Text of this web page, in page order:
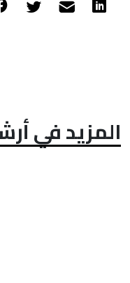
المزيد في